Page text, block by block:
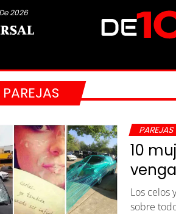
2026
PAREJAS
10
Los celos
sobre